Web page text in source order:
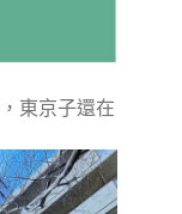
東京子還在